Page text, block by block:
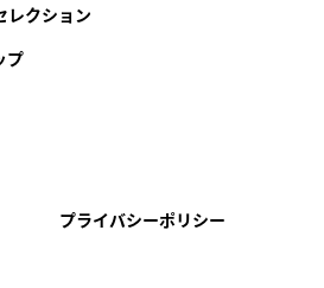
クション
プ
プライバシーポリシー